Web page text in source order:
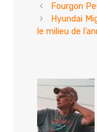
Fourgon
Hyundai
le milieu de